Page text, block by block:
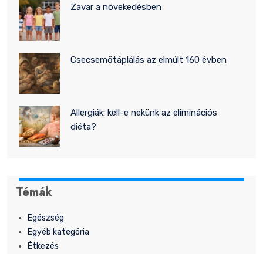
Zavar a növekedésben
Csecsemőtáplálás az elmúlt 160 évben
Allergiák: kell-e nekünk az eliminációs
diéta?
Témák
Egészség
Egyéb kategória
Étkezés